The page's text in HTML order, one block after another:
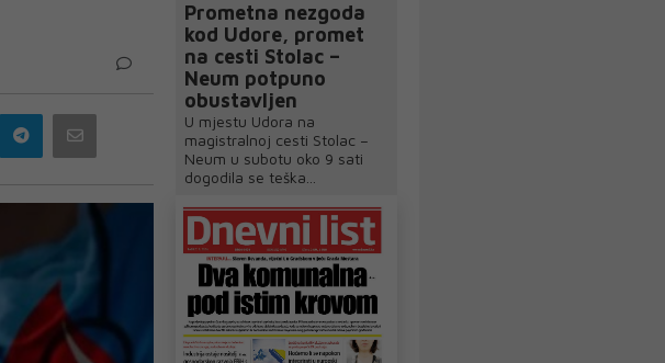
Telegram
Prometna nezgoda
kod Udore, promet
na cesti Stolac –
Neum potpuno
obustavljen
U mjestu Udora na
magistralnoj cesti Stolac –
Neum u subotu oko 9 sati
dogodila se teška...